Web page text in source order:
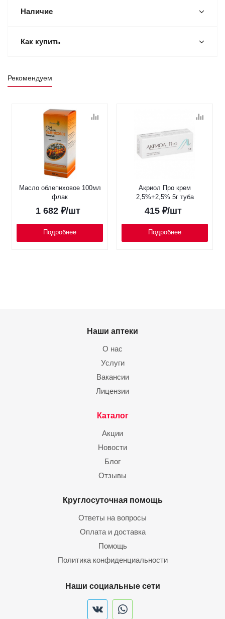
Наличие
Как купить
Рекомендуем
Масло облепиховое 100мл
флак
1 682 ₽/шт
Подробнее
Акриол Про крем
2,5%+2,5% 5г туба
415₽/шт
Подробнее
Наши аптеки
О нас
Услуги
Вакансии
Лицензии
Каталог
Акции
Новости
Блог
Отзывы
Круглосуточная помощь
Ответы на вопросы
Оплата и доставка
Помощь
Политика конфиденциальности
Наши социальные сети